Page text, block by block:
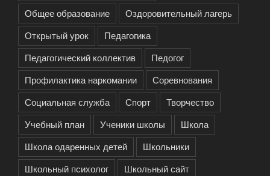
Общее образование
Оздоровительный лагерь
Открытый урок
Педагогика
Педагогический коллектив
Педогог
Профилактика наркомании
Соревнования
Социальная служба
Спорт
Творчество
Учебный план
Ученики школы
Школа
Школа одаренных детей
Школьники
Школьный психолог
Школьный сайт